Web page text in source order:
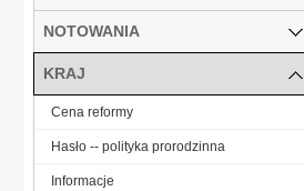
NOTOWANIA
KRAJ
Cena reformy
Hasło -- polityka prorodzinna
Informacje